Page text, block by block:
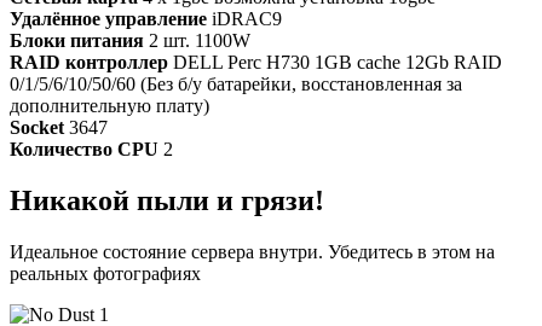
Удалённое управление iDRAC9
Блоки питания 2 шт. 1100W
RAID контроллер DELL Perc H730 1GB cache 12Gb RAID
0/1/5/6/10/50/60 (Без б/у батарейки, восстановленная за
дополнительную плату)
Socket 3647
Количество CPU 2
Никакой пыли и грязи!
Идеальное состояние сервера внутри. Убедитесь в этом на
реальных фотографиях